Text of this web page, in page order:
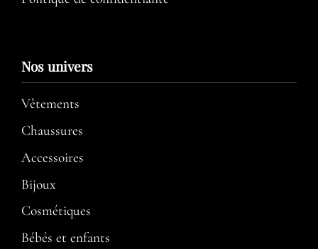
Nos univers
Vêtements
Chaussures
Accessoires
Bijoux
Cosmétiques
Bébés et enfants